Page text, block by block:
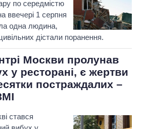
по середмістю
ввечері 1 серпня
одна людина,
дістали поранення.
Москви пролунав
у ресторані, є жертви
постраждалих –
стався